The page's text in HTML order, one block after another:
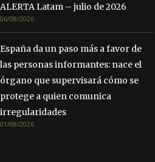
ALERTA Latam – julio de 2026
06/08/2026
España da un paso más a favor de
las personas informantes: nace el
órgano que supervisará cómo se
protege a quien comunica
irregularidades
01/08/2026